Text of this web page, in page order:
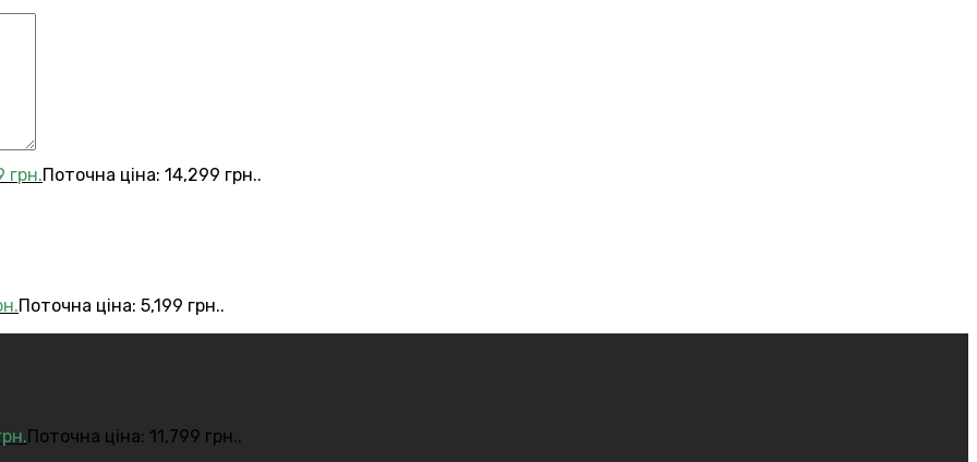
грн.Поточна ціна: 14,299 грн..
Поточна ціна: 5,199 грн..
Поточна ціна: 11,799 грн..